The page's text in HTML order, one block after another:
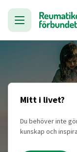
Mitt i livet?
Du behöver inte
kunskap och